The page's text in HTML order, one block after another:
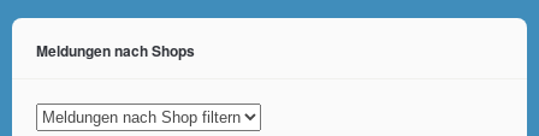
Meldungen nach Shops